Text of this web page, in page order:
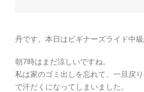
丹です。本日はビギナーズライド中級
朝7時はまだ涼しいですね。
私は家のゴミ出しを忘れて、一旦戻
で汗だくになってしまいました。